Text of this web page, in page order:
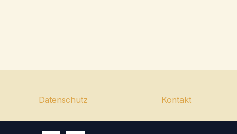
Datenschutz Kontakt